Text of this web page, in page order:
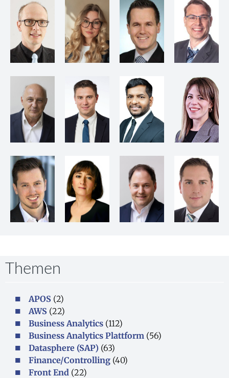
Themen
APOS (2)
AWS (22)
Business Analytics (112)
Business Analytics Plattform (56)
Datasphere (SAP) (63)
Finance/Controlling (40)
Front End (22)